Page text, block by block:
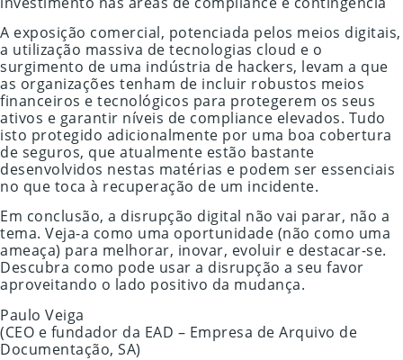
A exposição comercial, potenciada pelos meios digitais,
a utilização massiva de tecnologias cloud e o
surgimento de uma indústria de hackers, levam a que
as organizações tenham de incluir robustos meios
financeiros e tecnológicos para protegerem os seus
ativos e garantir níveis de compliance elevados. Tudo
isto protegido adicionalmente por uma boa cobertura
de seguros, que atualmente estão bastante
desenvolvidos nestas matérias e podem ser essenciais
no que toca à recuperação de um incidente.
Em conclusão, a disrupção digital não vai parar, não a
tema. Veja-a como uma oportunidade (não como uma
ameaça) para melhorar, inovar, evoluir e destacar-se.
Descubra como pode usar a disrupção a seu favor
aproveitando o lado positivo da mudança.
Paulo Veiga
(CEO e fundador da EAD – Empresa de Arquivo de
Documentação, SA)